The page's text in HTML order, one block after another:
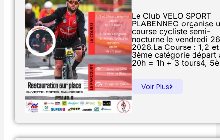
Le Club VELO SPORT
PLABENNEC organise
course cycliste semi-
nocturne le vendredi
2026.La Course : 1,2 et
3ème catégorie départ
20h = 1h + 3 tours4,
Voir Plus